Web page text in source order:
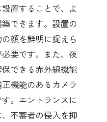
置することで、よ
できます。設置の
顔を鮮明に捉えら
要です。また、夜
できる赤外線機能
機能のあるカメラ
。エントランスに
不審者の侵入を抑